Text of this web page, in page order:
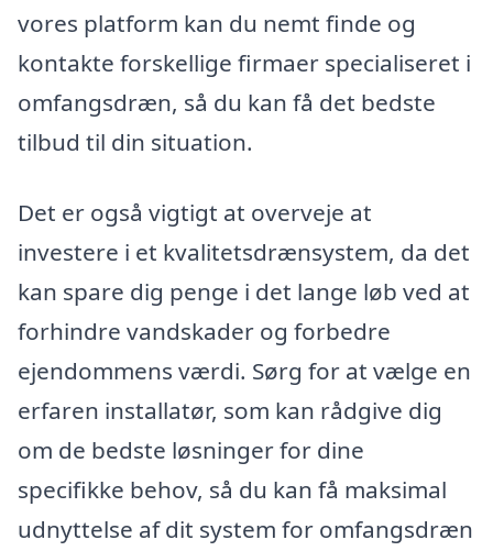
vores platform kan du nemt finde og
kontakte forskellige firmaer specialiseret i
omfangsdræn, så du kan få det bedste
tilbud til din situation.
Det er også vigtigt at overveje at
investere i et kvalitetsdrænsystem, da det
kan spare dig penge i det lange løb ved at
forhindre vandskader og forbedre
ejendommens værdi. Sørg for at vælge en
erfaren installatør, som kan rådgive dig
om de bedste løsninger for dine
specifikke behov, så du kan få maksimal
udnyttelse af dit system for omfangsdræn